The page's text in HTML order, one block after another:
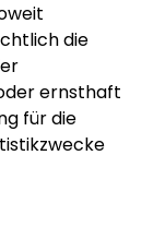
die
ernsthaft
für die